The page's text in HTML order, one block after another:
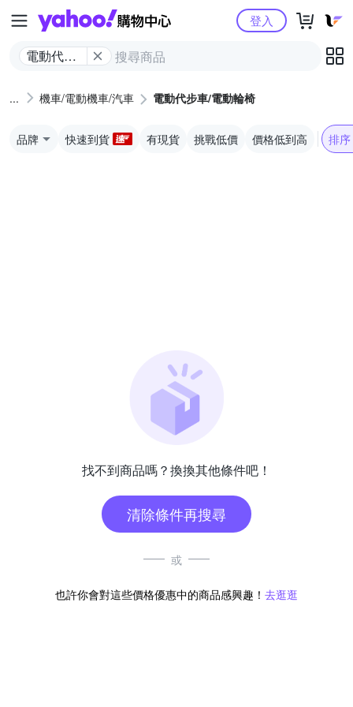
Yahoo購物中心
電動代步
椅
登入
機車/電動機車/汽車 電動代步車/電動輪椅
品牌 快速到貨 有現貨 挑戰低價 價格低到高 排序
找不到商品嗎？換換其他條件吧！
清除條件再搜尋
或
也許你會對這些價格優惠中的商品感興趣！ 去逛逛